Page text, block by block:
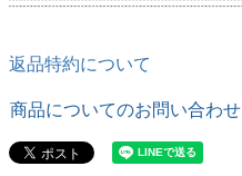
返品特約について
商品についてのお問い合わせ